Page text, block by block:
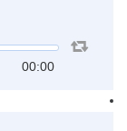
00:00